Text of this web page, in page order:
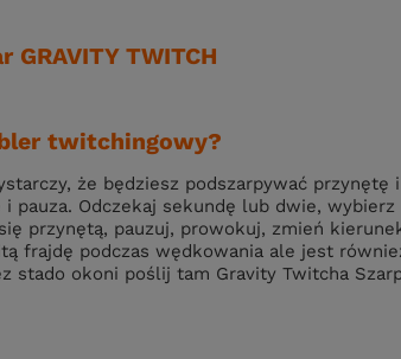
GRAVITY TWITCH
twitchingowy?
że będziesz podszarpywać
pauza. Odczekaj sekundę lub dwie,
przynętą, pauzuj, prowokuj, zmień
frajdę podczas wędkowania ale jest
stado okoni poślij tam Gravity Twitcha